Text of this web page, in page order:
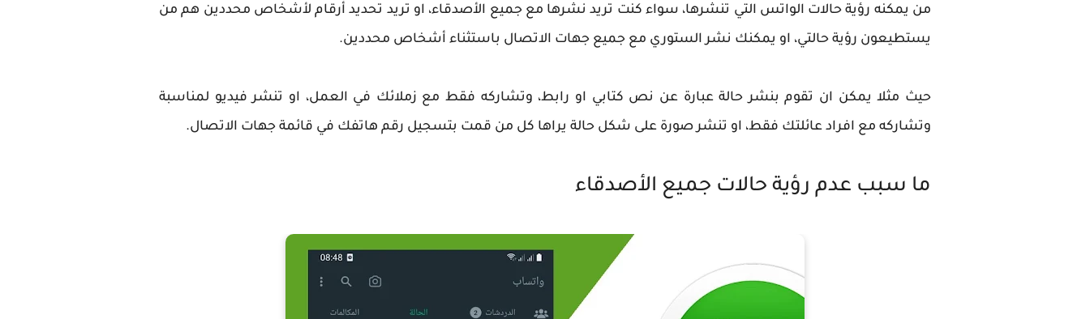
من يمكنه رؤية حالات الواتس التي تنشرها، سواء كنت تريد نشرها مع جميع الأصدقاء، او تريد تحديد أرقام لأشخاص محددين هم من
يستطيعون رؤية حالتي، او يمكنك نشر الستوري مع جميع جهات الاتصال باستثناء أشخاص محددين.
حيث مثلا يمكن ان تقوم بنشر حالة عبارة عن نص كتابي او رابط، وتشاركه فقط مع زملائك في العمل، او تنشر فيديو لمناسبة
وتشاركه مع افراد عائلتك فقط، او تنشر صورة على شكل حالة يراها كل من قمت بتسجيل رقم هاتفك في قائمة جهات الاتصال.
ما سبب عدم رؤية حالات جميع الأصدقاء